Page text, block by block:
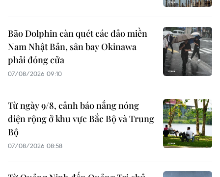
Bão Dolphin càn quét các đảo miền
Nam Nhật Bản, sân bay Okinawa
phải đóng cửa
07/08/2026 09:10
Từ ngày 9/8, cảnh báo nắng nóng
diện rộng ở khu vực Bắc Bộ và Trung
Bộ
07/08/2026 08:58